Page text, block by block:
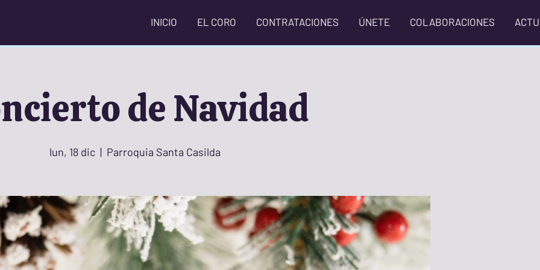
INICIO EL CORO CONTRATACIONES ÚNETE COLABORACIONES
de Navidad
lun, 18 dic
  |
Parroquia Santa Casilda